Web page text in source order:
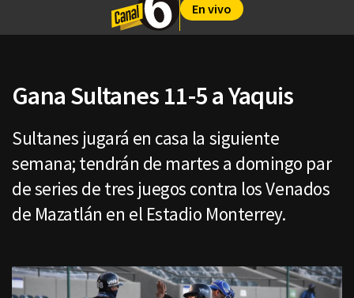
En vivo
Gana Sultanes 11-5 a Yaquis
Sultanes jugará en casa la siguiente
semana; tendrán de martes a domingo par
de series de tres juegos contra los Venados
de Mazatlán en el Estadio Monterrey.